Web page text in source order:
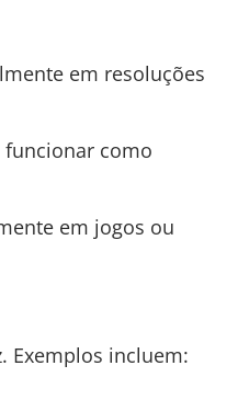
em resoluções
como
em jogos ou
Exemplos incluem: